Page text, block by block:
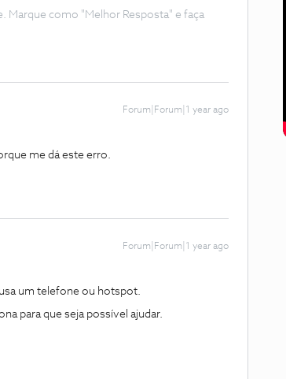
Marque como "Melhor Resposta" e faça
Forum|Forum|1 year ago
me dá este erro.
Forum|Forum|1 year ago
um telefone ou hotspot.
para que seja possível ajudar.